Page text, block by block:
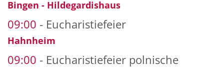
Bingen - Hildegardishaus
09:00 Eucharistiefeier
Hahnheim
09:00
Eucharistiefeier polnische